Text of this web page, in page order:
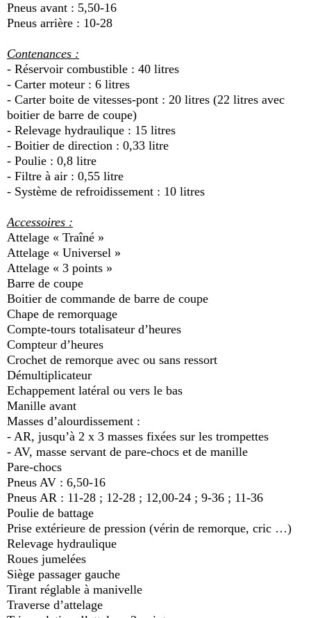
Pneus avant : 5,50-16
Pneus arrière : 10-28
Contenances :
- Réservoir combustible : 40 litres
- Carter moteur : 6 litres
- Carter boite de vitesses-pont : 20 litres (22 litres avec
boitier de barre de coupe)
- Relevage hydraulique : 15 litres
- Boitier de direction : 0,33 litre
- Poulie : 0,8 litre
- Filtre à air : 0,55 litre
- Système de refroidissement : 10 litres
Accessoires :
Attelage « Traîné »
Attelage « Universel »
Attelage « 3 points »
Barre de coupe
Boitier de commande de barre de coupe
Chape de remorquage
Compte-tours totalisateur d’heures
Compteur d’heures
Crochet de remorque avec ou sans ressort
Démultiplicateur
Echappement latéral ou vers le bas
Manille avant
Masses d’alourdissement :
- AR, jusqu’à 2 x 3 masses fixées sur les trompettes
- AV, masse servant de pare-chocs et de manille
Pare-chocs
Pneus AV : 6,50-16
Pneus AR : 11-28 ; 12-28 ; 12,00-24 ; 9-36 ; 11-36
Poulie de battage
Prise extérieure de pression (vérin de remorque, cric …)
Relevage hydraulique
Roues jumelées
Siège passager gauche
Tirant réglable à manivelle
Traverse d’attelage